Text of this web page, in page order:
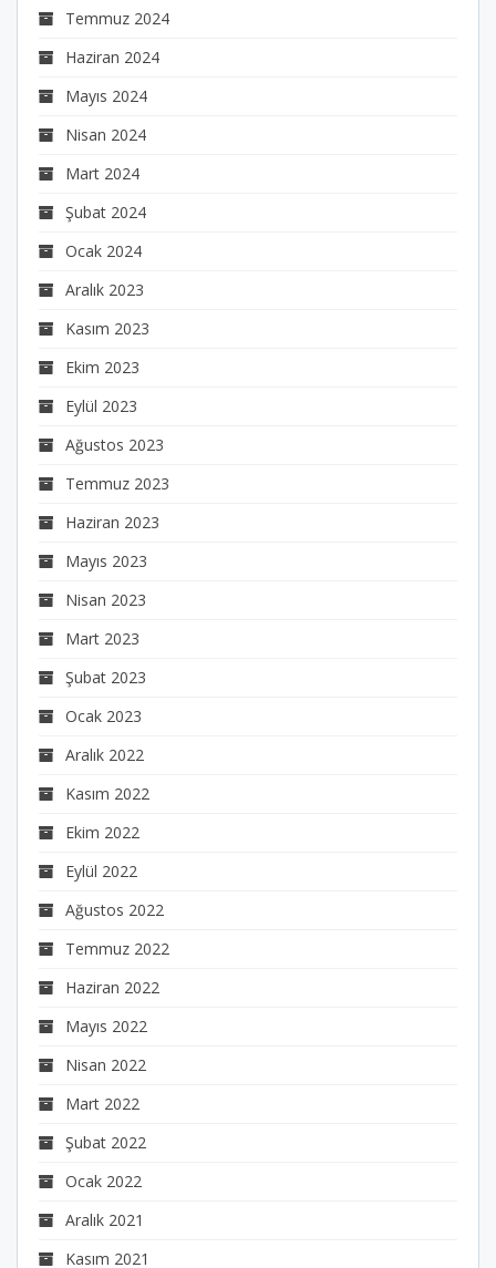
Temmuz 2024
Haziran 2024
Mayıs 2024
Nisan 2024
Mart 2024
Şubat 2024
Ocak 2024
Aralık 2023
Kasım 2023
Ekim 2023
Eylül 2023
Ağustos 2023
Temmuz 2023
Haziran 2023
Mayıs 2023
Nisan 2023
Mart 2023
Şubat 2023
Ocak 2023
Aralık 2022
Kasım 2022
Ekim 2022
Eylül 2022
Ağustos 2022
Temmuz 2022
Haziran 2022
Mayıs 2022
Nisan 2022
Mart 2022
Şubat 2022
Ocak 2022
Aralık 2021
Kasım 2021